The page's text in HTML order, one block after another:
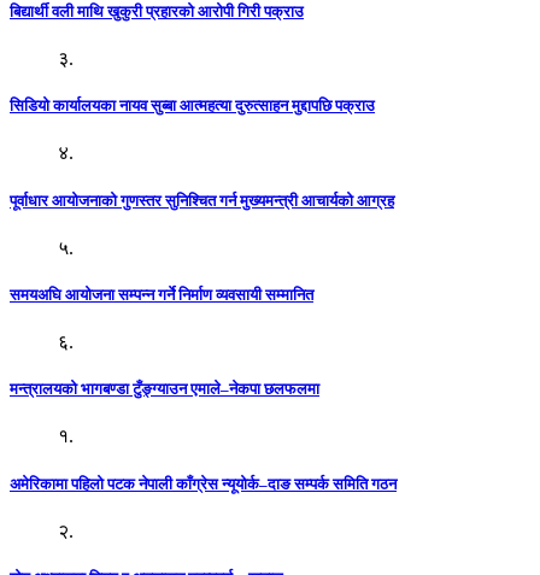
बिद्यार्थी वली माथि खुकुरी प्रहारको आरोपी गिरी पक्राउ
३.
सिडियो कार्यालयका नायव सुब्बा आत्महत्या दुरुत्साहन मुद्दापछि पक्राउ
४.
पूर्वाधार आयोजनाको गुणस्तर सुनिश्चित गर्न मुख्यमन्त्री आचार्यको आग्रह
५.
समयअघि आयोजना सम्पन्न गर्ने निर्माण व्यवसायी सम्मानित
६.
मन्त्रालयको भागबण्डा टुँङ्ग्याउन एमाले–नेकपा छलफलमा
१.
अमेरिकामा पहिलो पटक नेपाली काँग्रेस न्यूयोर्क–दाङ सम्पर्क समिति गठन
२.